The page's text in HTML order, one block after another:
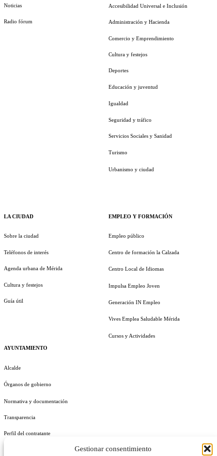
Gestionar consentimiento
Noticias
Radio fórum
LA CIUDAD
Sobre la ciudad
Teléfonos de interés
Agenda urbana de Mérida
Cultura y festejos
Guía útil
AYUNTAMIENTO
Alcalde
Órganos de gobierno
Normativa y documentación
Transparencia
Perfil del contratante
Accesibilidad Universal e Inclusión
Administración y Hacienda
Comercio y Emprendimiento
Cultura y festejos
Deportes
Educación y juventud
Igualdad
Seguridad y tráfico
Servicios Sociales y Sanidad
Turismo
Urbanismo y ciudad
EMPLEO Y FORMACIÓN
Empleo público
Centro de formación la Calzada
Centro Local de Idiomas
Impulsa Empleo Joven
Generación IN Empleo
Vives Emplea Saludable Mérida
Cursos y Actividades